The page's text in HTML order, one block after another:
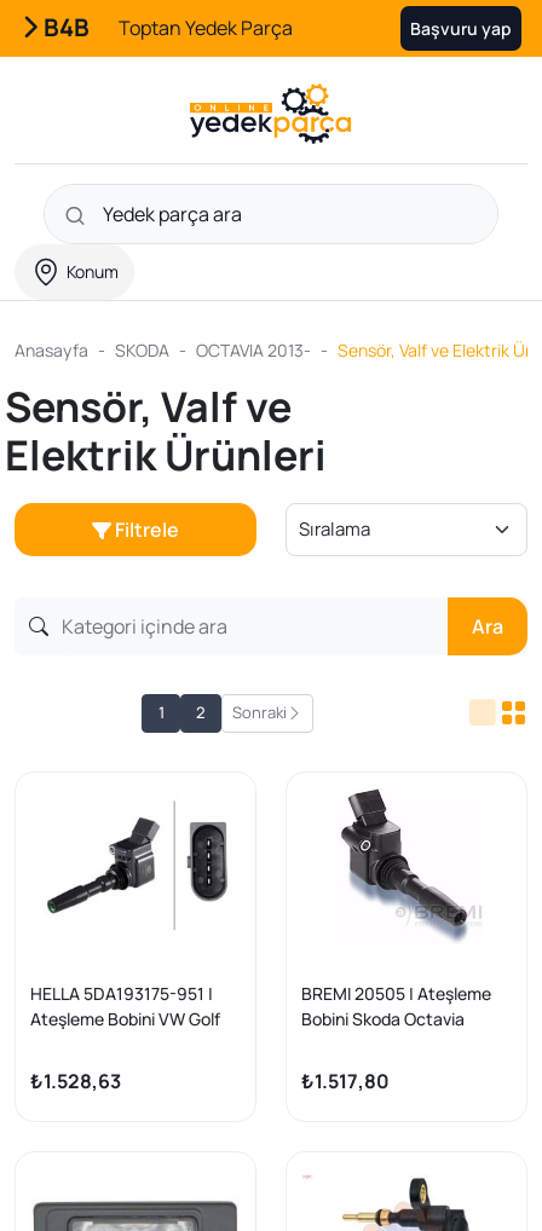
B4B Toptan Yedek Parça Başvuru yap
Konum
Anasayfa SKODA OCTAVIA 2013- Sensör, Valf ve Elektrik
Sensör, Valf ve
Elektrik Ürünleri
Filtrele
Ara
1 2 Sonraki
HELLA 5DA193175-951 |
Ateşleme Bobini VW Golf
Leon, Octavia 1.0-1.4 TSI
12-
₺1.528,63
BREMI 20505 | Ateşleme
Bobini Skoda Octavia
7/Polo/Toledo/Taigo
₺1.517,80